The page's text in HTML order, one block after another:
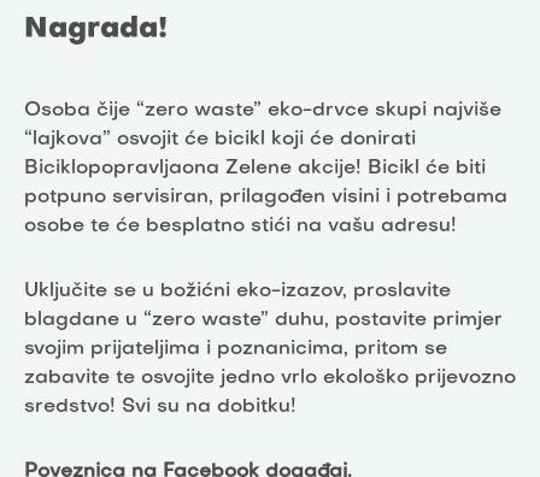
Nagrada!
Osoba čije “zero waste” eko-drvce skupi najviše
“lajkova” osvojit će bicikl koji će donirati
Biciklopopravljaona Zelene akcije! Bicikl će biti
potpuno servisiran, prilagođen visini i potrebama
osobe te će besplatno stići na vašu adresu!
Uključite se u božićni eko-izazov, proslavite
blagdane u “zero waste” duhu, postavite primjer
svojim prijateljima i poznanicima, pritom se
zabavite te osvojite jedno vrlo ekološko prijevozno
sredstvo! Svi su na dobitku!
Poveznica na Facebook događaj.